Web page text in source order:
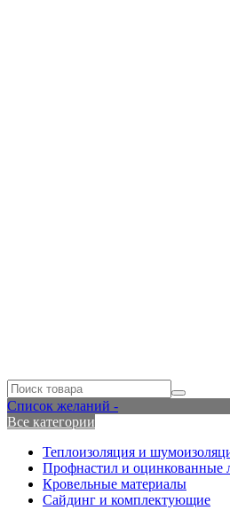
Список желаний -
Все категории
Теплоизоляция и
Профнастил и оцинкованные
Кровельные материалы
Сайдинг и комплектующие